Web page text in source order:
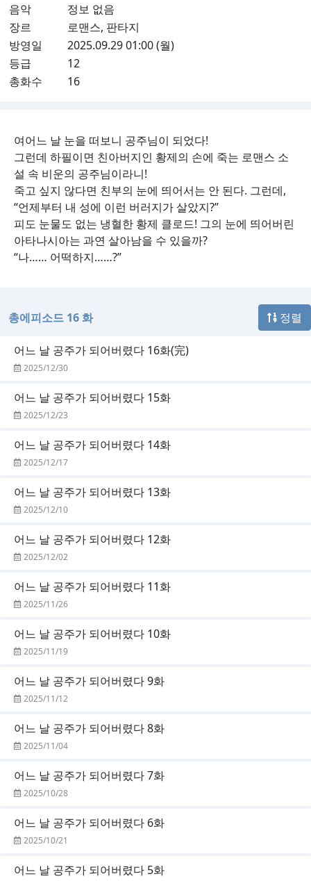
음악
정보 없음
장르
로맨스, 판타지
방영일
2025.09.29 01:00 (월)
등급
12
총화수
16
여어느 날 눈을 떠보니 공주님이 되었다!
그런데 하필이면 친아버지인 황제의 손에 죽는 로맨스 소
설 속 비운의 공주님이라니!
죽고 싶지 않다면 친부의 눈에 띄어서는 안 된다. 그런데,
“언제부터 내 성에 이런 버러지가 살았지?”
피도 눈물도 없는 냉혈한 황제 클로드! 그의 눈에 띄어버린
아타나시아는 과연 살아남을 수 있을까?
“나…… 어떡하지……?”
총에피소드 16 화 정렬
어느 날 공주가 되어버렸다 16화(完)
2025/12/30
어느 날 공주가 되어버렸다 15화
2025/12/23
어느 날 공주가 되어버렸다 14화
2025/12/17
어느 날 공주가 되어버렸다 13화
2025/12/10
어느 날 공주가 되어버렸다 12화
2025/12/02
어느 날 공주가 되어버렸다 11화
2025/11/26
어느 날 공주가 되어버렸다 10화
2025/11/19
어느 날 공주가 되어버렸다 9화
2025/11/12
어느 날 공주가 되어버렸다 8화
2025/11/04
어느 날 공주가 되어버렸다 7화
2025/10/28
어느 날 공주가 되어버렸다 6화
2025/10/21
어느 날 공주가 되어버렸다 5화